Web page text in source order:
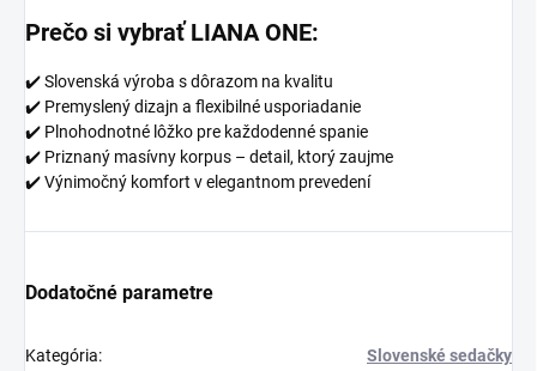
Prečo si vybrať LIANA ONE:
✔️ Slovenská výroba s dôrazom na kvalitu
✔️ Premyslený dizajn a flexibilné usporiadanie
✔️ Plnohodnotné lôžko pre každodenné spanie
✔️ Priznaný masívny korpus – detail, ktorý zaujme
✔️ Výnimočný komfort v elegantnom prevedení
Dodatočné parametre
Kategória: Slovenské sedačky